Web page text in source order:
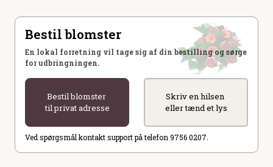
Bestil blomster
En lokal forretning vil tage sig af din bestilling og sørge
for udbringningen.
Bestil blomster
til privat adresse
Skriv en hilsen
eller tænd et lys
Ved spørgsmål kontakt support på telefon 9756 0207.